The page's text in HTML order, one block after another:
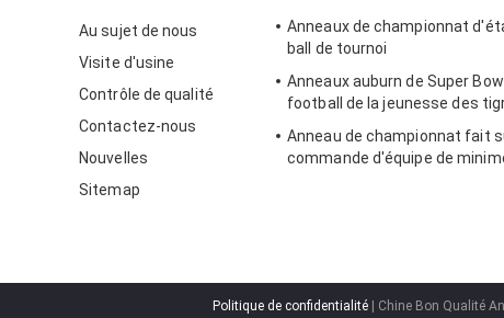
Au sujet de nous
Visite d'usine
Contrôle de qualité
Contactez-nous
Nouvelles
Sitemap
Anneaux de championnat
ball de tournoi
Anneaux auburn de Super
football de la jeunesse des
Anneau de championnat fait
commande d'équipe de
Politique de confidentialité| Chine Bon Qualité